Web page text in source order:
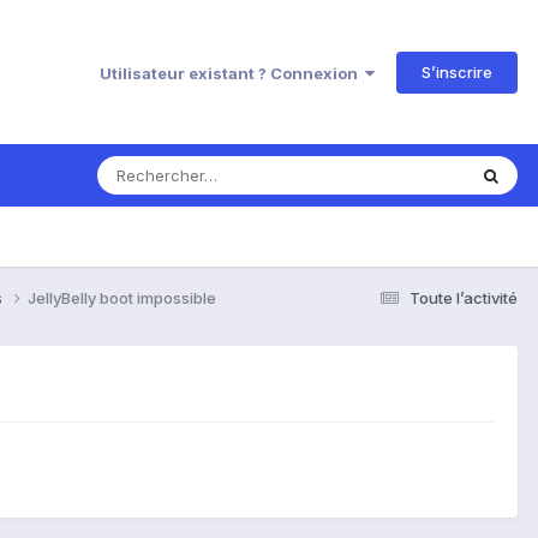
Utilisateur existant ? Connexion S’inscrire
Toute l’activité
JellyBelly boot impossible